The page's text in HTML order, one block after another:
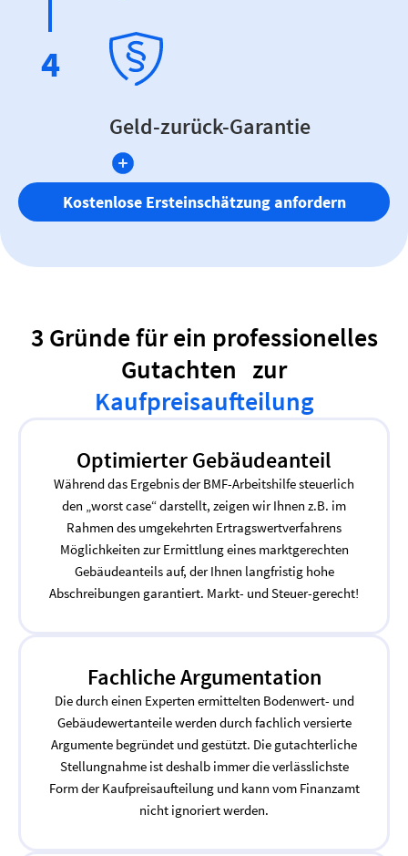
Geld-zurück-Garantie
4
Kostenlose Ersteinschätzung anfordern
3 Gründe für ein professionelles
Gutachten zur
Kaufpreisaufteilung
Optimierter Gebäudeanteil
Während das Ergebnis der BMF-Arbeitshilfe steuerlich
den „worst case“ darstellt, zeigen wir Ihnen z.B. im
Rahmen des umgekehrten Ertragswertverfahrens
Möglichkeiten zur Ermittlung eines marktgerechten
Gebäudeanteils auf, der Ihnen langfristig hohe
Abschreibungen garantiert. Markt- und Steuer-gerecht!
Fachliche Argumentation
Die durch einen Experten ermittelten Bodenwert- und
Gebäudewertanteile werden durch fachlich versierte
Argumente begründet und gestützt. Die gutachterliche
Stellungnahme ist deshalb immer die verlässlichste
Form der Kaufpreisaufteilung und kann vom Finanzamt
nicht ignoriert werden.